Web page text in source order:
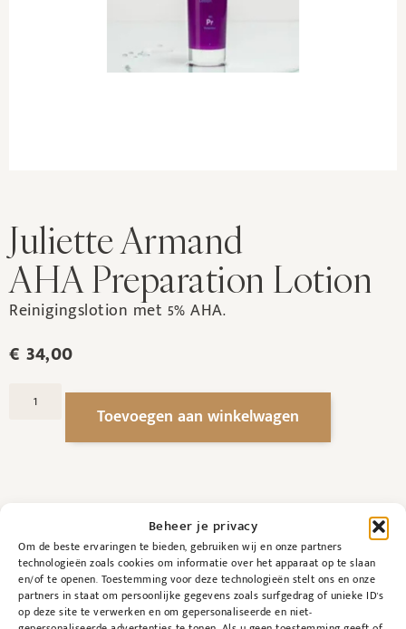
Beheer je privacy
Om de beste ervaringen te bieden, gebruiken wij en onze partners
technologieën zoals cookies om informatie over het apparaat op te slaan
en/of te openen. Toestemming voor deze technologieën stelt ons en onze
partners in staat om persoonlijke gegevens zoals surfgedrag of unieke ID's
op deze site te verwerken en om gepersonaliseerde en niet-
Juliette Armand
AHA Preparation Lotion
Reinigingslotion met 5% AHA.
€ 34,00
Toevoegen aan winkelwagen
Beschrijving